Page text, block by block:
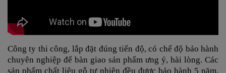
Công ty thi công, lắp đặt đúng tiến độ, có chế độ bảo hành
chuyên nghiệp để bàn giao sản phẩm ưng ý, hài lòng. Các
sản phẩm chất liệu gỗ tự nhiên đều được bảo hành 5 năm,